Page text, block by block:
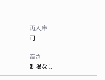
再入庫
可
高さ
制限なし